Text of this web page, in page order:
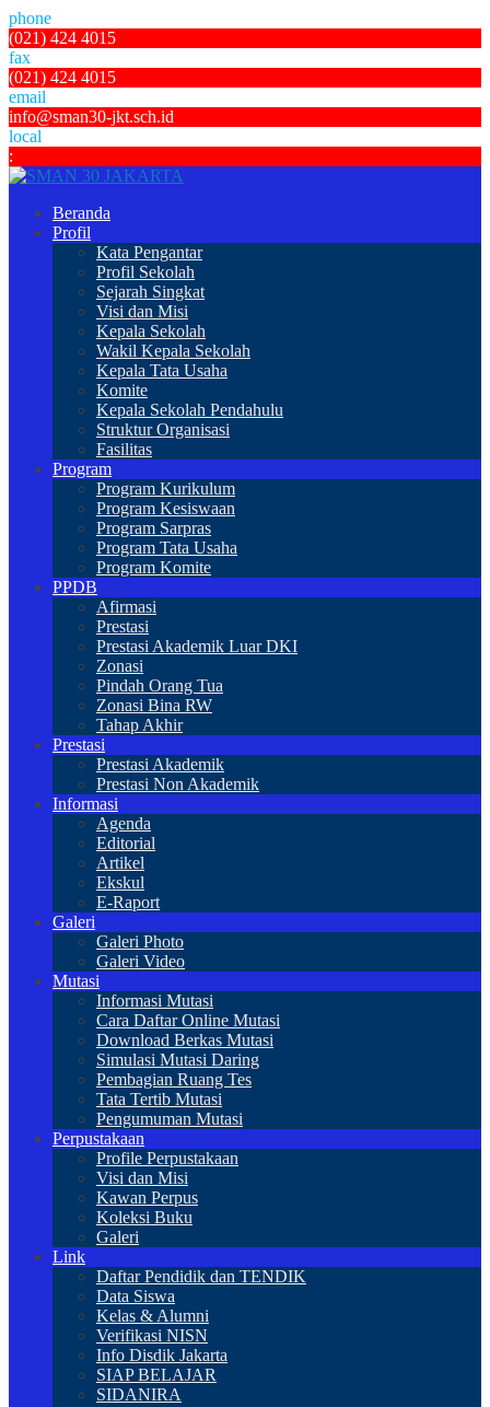
phone
(021) 424 4015
fax
(021) 424 4015
email
info@sman30-jkt.sch.id
local
:
Beranda
Profil
Kata Pengantar
Profil Sekolah
Sejarah Singkat
Visi dan Misi
Kepala Sekolah
Wakil Kepala Sekolah
Kepala Tata Usaha
Komite
Kepala Sekolah Pendahulu
Struktur Organisasi
Fasilitas
Program
Program Kurikulum
Program Kesiswaan
Program Sarpras
Program Tata Usaha
Program Komite
PPDB
Afirmasi
Prestasi
Prestasi Akademik Luar DKI
Zonasi
Pindah Orang Tua
Zonasi Bina RW
Tahap Akhir
Prestasi
Prestasi Akademik
Prestasi Non Akademik
Informasi
Agenda
Editorial
Artikel
Ekskul
E-Raport
Galeri
Galeri Photo
Galeri Video
Mutasi
Informasi Mutasi
Cara Daftar Online Mutasi
Download Berkas Mutasi
Simulasi Mutasi Daring
Pembagian Ruang Tes
Tata Tertib Mutasi
Pengumuman Mutasi
Perpustakaan
Profile Perpustakaan
Visi dan Misi
Kawan Perpus
Koleksi Buku
Galeri
Link
Daftar Pendidik dan TENDIK
Data Siswa
Kelas & Alumni
Verifikasi NISN
Info Disdik Jakarta
SIAP BELAJAR
SIDANIRA